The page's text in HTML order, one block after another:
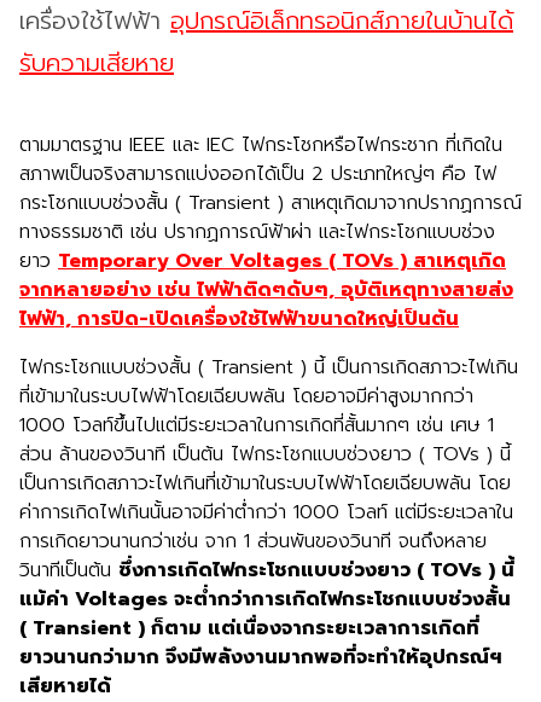
เครื่องใช้ไฟฟ้า อุปกรณ์อิเล็กทรอนิกส์ภายในบ้านได้
รับความเสียหาย
ตามมาตรฐาน IEEE และ IEC ไฟกระโชกหรือไฟกระชาก ที่เกิดใน
สภาพเป็นจริงสามารถแบ่งออกได้เป็น 2 ประเภทใหญ่ๆ คือ ไฟ
กระโชกแบบช่วงสั้น ( Transient ) สาเหตุเกิดมาจากปรากฏการณ์
ทางธรรมชาติ เช่น ปรากฏการณ์ฟ้าผ่า และไฟกระโชกแบบช่วง
ยาว Temporary Over Voltages ( TOVs ) สาเหตุเกิด
จากหลายอย่าง เช่น ไฟฟ้าติดๆดับๆ, อุบัติเหตุทางสายส่ง
ไฟฟ้า, การปิด-เปิดเครื่องใช้ไฟฟ้าขนาดใหญ่เป็นต้น
ไฟกระโชกแบบช่วงสั้น ( Transient ) นี้ เป็นการเกิดสภาวะไฟเกิน
ที่เข้ามาในระบบไฟฟ้าโดยเฉียบพลัน โดยอาจมีค่าสูงมากกว่า
1000 โวลท์ขึ้นไปแต่มีระยะเวลาในการเกิดที่สั้นมากๆ เช่น เศษ 1
ส่วน ล้านของวินาที เป็นต้น ไฟกระโชกแบบช่วงยาว ( TOVs ) นี้
เป็นการเกิดสภาวะไฟเกินที่เข้ามาในระบบไฟฟ้าโดยเฉียบพลัน โดย
ค่าการเกิดไฟเกินนั้นอาจมีค่าต่ำกว่า 1000 โวลท์ แต่มีระยะเวลาใน
การเกิดยาวนานกว่าเช่น จาก 1 ส่วนพันของวินาที จนถึงหลาย
วินาทีเป็นต้น ซึ่งการเกิดไฟกระโชกแบบช่วงยาว ( TOVs ) นี้
แม้ค่า Voltages จะต่ำกว่าการเกิดไฟกระโชกแบบช่วงสั้น
( Transient ) ก็ตาม แต่เนื่องจากระยะเวลาการเกิดที่
ยาวนานกว่ามาก จึงมีพลังงานมากพอที่จะทำให้อุปกรณ์ฯ
เสียหายได้